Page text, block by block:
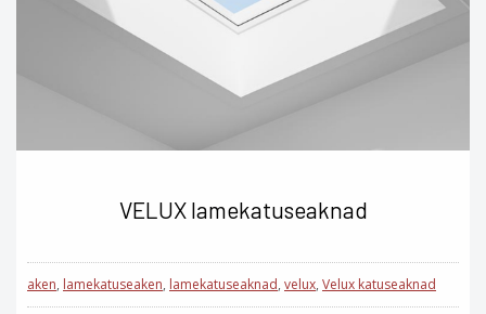
aken, lamekatuseaken, lamekatuseaknad, velux, Velux katuseaknad
VELUX lamekatuseaknad